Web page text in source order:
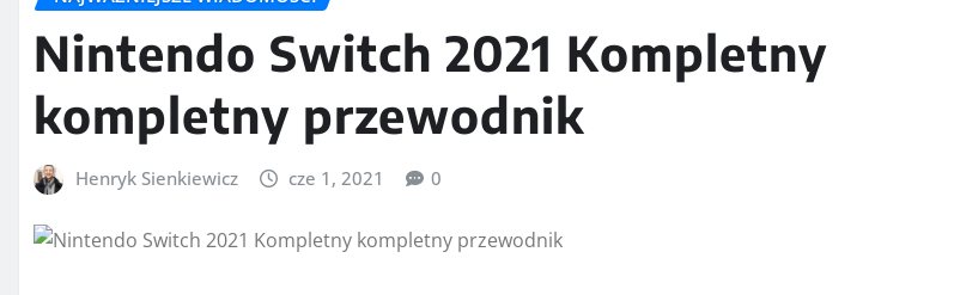
Nintendo Switch 2021 Kompletny
kompletny przewodnik
Henryk Sienkiewicz cze 1, 2021 0